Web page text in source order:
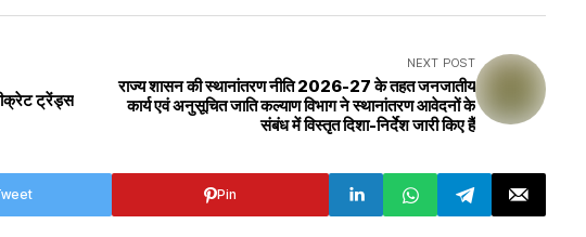
ट्रेंड्स
NEXT POST
राज्य शासन की स्थानांतरण नीति 2026-27 के तहत जनजातीय
कार्य एवं अनुसूचित जाति कल्याण विभाग ने स्थानांतरण आवेदनों के
संबंध में विस्तृत दिशा-निर्देश जारी किए हैं
Pin